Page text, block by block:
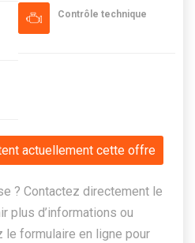
Contrôle technique
actuellement cette offre
? Contactez directement le
plus d’informations ou
formulaire en ligne pour